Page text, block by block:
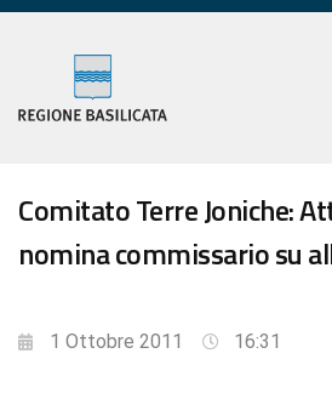
Comitato Terre Joniche:
nomina commissario su
1 Ottobre 2011 16:31